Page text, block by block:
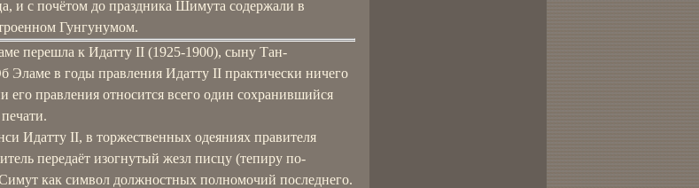
и с почётом до праздника Шимута содержали в
Гунгунумом.
перешла к Идатту II (1925-1900), сыну Тан-
Эламе в годы правления Идатту II практически ничего
его правления относится всего один сохранившийся
Идатту II, в торжественных одеяниях правителя
передаёт изогнутый жезл писцу (тепиру по-
как символ должностных полномочий последнего.